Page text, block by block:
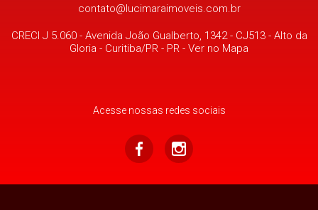
contato@lucimaraimoveis.com.br
CRECI J 5.060 - Avenida João Gualberto, 1342 - CJ513- Alto da
Gloria - Curitiba/PR - PR - Ver no Mapa
Acesse nossas redes sociais